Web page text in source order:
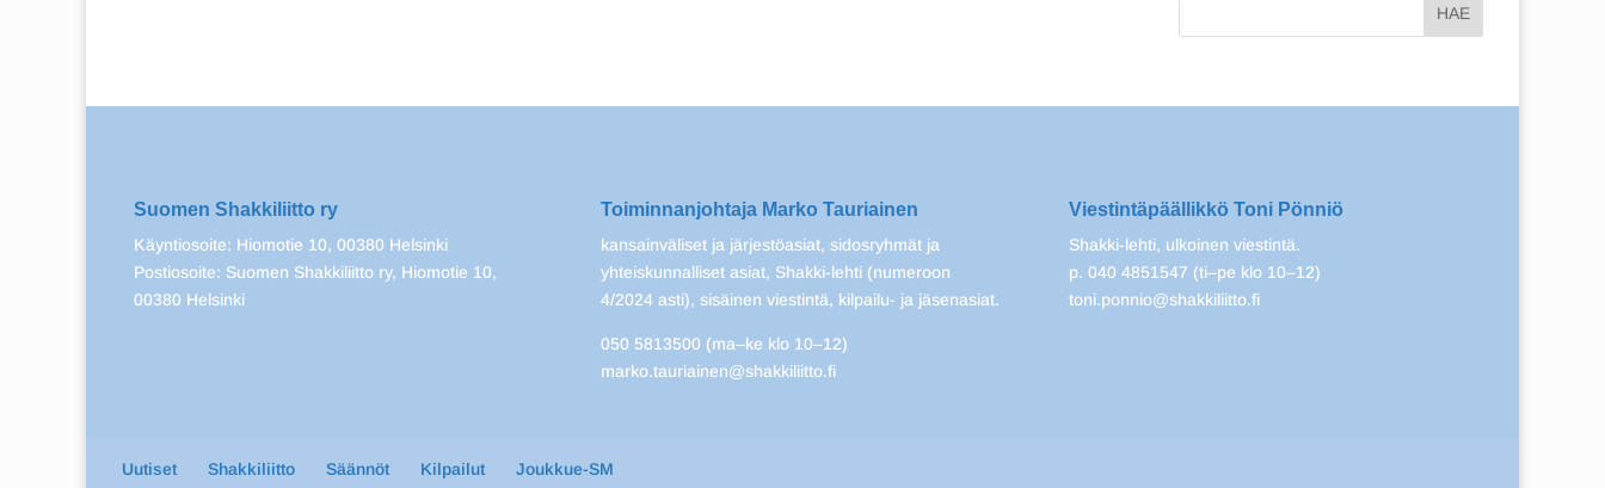
Suomen Shakkiliitto ry
Käyntiosoite: Hiomotie 10, 00380 Helsinki
Postiosoite: Suomen Shakkiliitto ry, Hiomotie 10,
00380 Helsinki
Toiminnanjohtaja Marko Tauriainen
kansainväliset ja järjestöasiat, sidosryhmät ja
yhteiskunnalliset asiat, Shakki-lehti (numeroon
4/2024 asti), sisäinen viestintä, kilpailu- ja jäsenasiat.
050 5813500 (ma–ke klo 10–12)
marko.tauriainen@shakkiliitto.fi
Viestintäpäällikkö Toni Pönniö
Shakki-lehti, ulkoinen viestintä.
p. 040 4851547 (ti–pe klo 10–12)
toni.ponnio@shakkiliitto.fi
Uutiset Shakkiliitto Säännöt Kilpailut Joukkue-SM